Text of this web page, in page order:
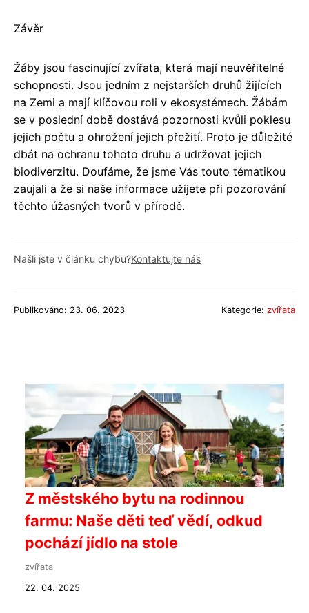
Závěr
Žáby jsou fascinující zvířata, která mají neuvěřitelné
schopnosti. Jsou jedním z nejstarších druhů žijících
na Zemi a mají klíčovou roli v ekosystémech. Žábám
se v poslední době dostává pozornosti kvůli poklesu
jejich počtu a ohrožení jejich přežití. Proto je důležité
dbát na ochranu tohoto druhu a udržovat jejich
biodiverzitu. Doufáme, že jsme Vás touto tématikou
zaujali a že si naše informace užijete při pozorování
těchto úžasných tvorů v přírodě.
Našli jste v článku chybu?Kontaktujte nás
Publikováno: 23. 06. 2023 Kategorie: zvířata
Z městského bytu na rodinnou
farmu: Naše děti teď vědí, odkud
pochází jídlo na stole
zvířata
22. 04. 2025